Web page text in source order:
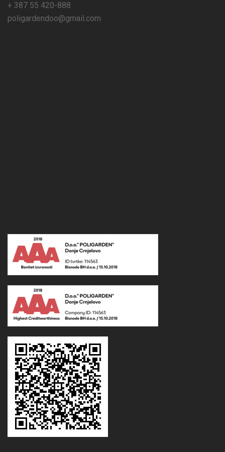
+ 387 55 420-888
poligardendoo@gmail.com